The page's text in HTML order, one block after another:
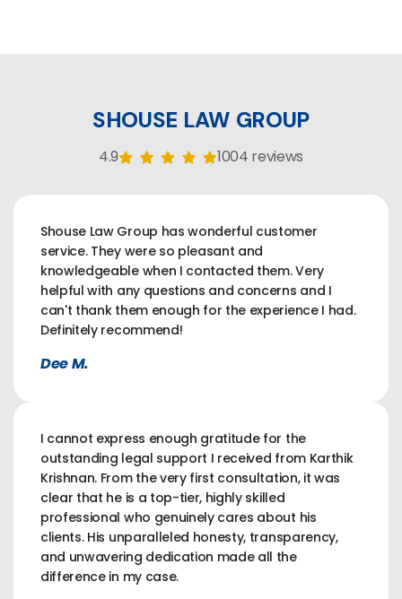
SHOUSE LAW GROUP
4.9 1004 reviews
Shouse Law Group has wonderful customer
service. They were so pleasant and
knowledgeable when I contacted them. Very
helpful with any questions and concerns and I
can't thank them enough for the experience I had.
Definitely recommend!
Dee M.
I cannot express enough gratitude for the
outstanding legal support I received from Karthik
Krishnan. From the very first consultation, it was
clear that he is a top-tier, highly skilled
professional who genuinely cares about his
clients. His unparalleled honesty, transparency,
and unwavering dedication made all the
difference in my case.